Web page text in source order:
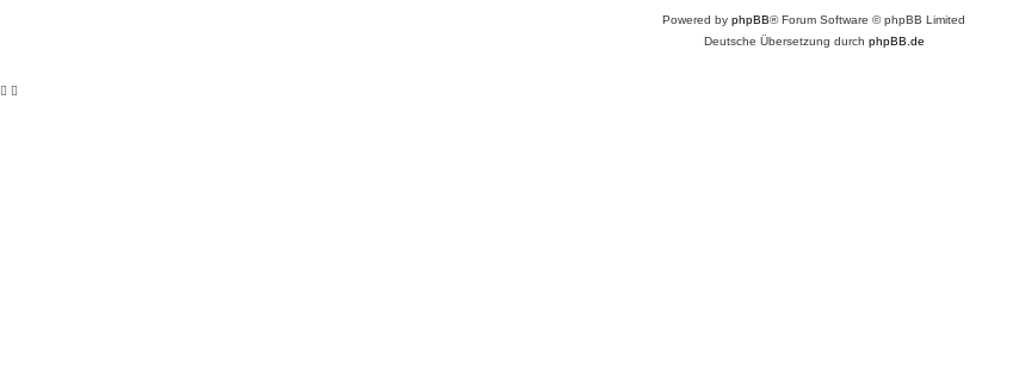
Powered by phpBB® Forum Software © phpBB Limited
Deutsche Übersetzung durch phpBB.de